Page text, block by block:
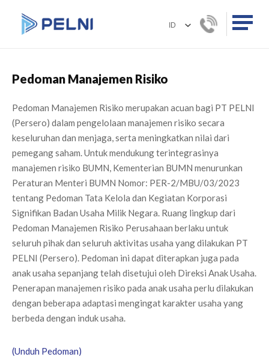
Pedoman Manajemen Risiko
Pedoman Manajemen Risiko merupakan acuan bagi PT PELNI
(Persero) dalam pengelolaan manajemen risiko secara
keseluruhan dan menjaga, serta meningkatkan nilai dari
pemegang saham. Untuk mendukung terintegrasinya
manajemen risiko BUMN, Kementerian BUMN menurunkan
Peraturan Menteri BUMN Nomor: PER-2/MBU/03/2023
tentang Pedoman Tata Kelola dan Kegiatan Korporasi
Signifikan Badan Usaha Milik Negara. Ruang lingkup dari
Pedoman Manajemen Risiko Perusahaan berlaku untuk
seluruh pihak dan seluruh aktivitas usaha yang dilakukan PT
PELNI (Persero). Pedoman ini dapat diterapkan juga pada
anak usaha sepanjang telah disetujui oleh Direksi Anak Usaha.
Penerapan manajemen risiko pada anak usaha perlu dilakukan
dengan beberapa adaptasi mengingat karakter usaha yang
berbeda dengan induk usaha.
(Unduh Pedoman)